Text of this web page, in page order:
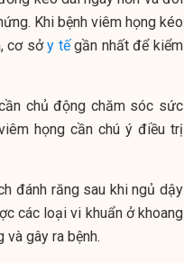
Khi bệnh viêm họng kéo
cơ sởy tếgần nhất để kiểm
chủ động chăm sóc sức
họng cần chú ý điều trị
đánh răng sau khi ngủ dậy
các loại vi khuẩn ở khoang
gây ra bệnh.